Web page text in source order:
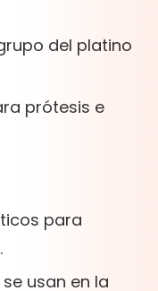
del platino
prótesis e
para
usan en la